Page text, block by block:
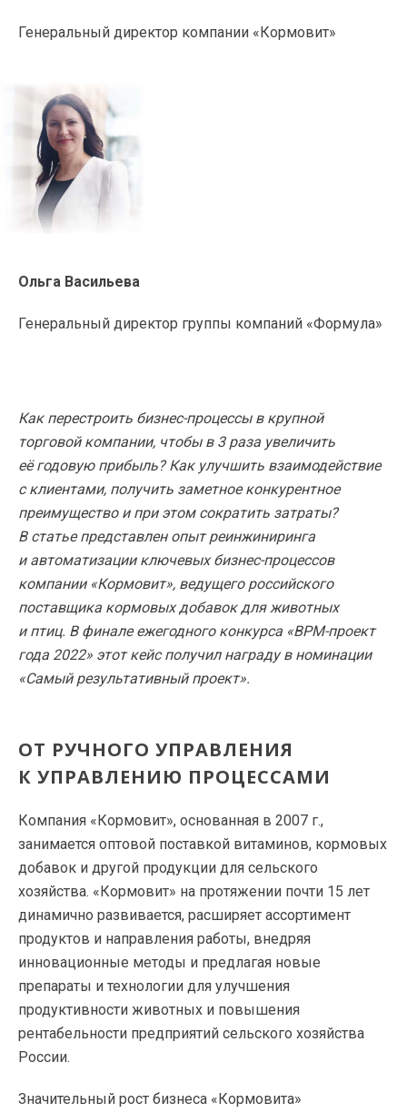
Генеральный директор компании «Кормовит»
Ольга Васильева
Генеральный директор группы компаний «Формула»
Как перестроить бизнес-процессы в крупной
торговой компании, чтобы в 3 раза увеличить
её годовую прибыль? Как улучшить взаимодействие
с клиентами, получить заметное конкурентное
преимущество и при этом сократить затраты?
В статье представлен опыт реинжиниринга
и автоматизации ключевых бизнес-процессов
компании «Кормовит», ведущего российского
поставщика кормовых добавок для животных
и птиц. В финале ежегодного конкурса «BPM-проект
года 2022» этот кейс получил награду в номинации
«Самый результативный проект».
ОТ РУЧНОГО УПРАВЛЕНИЯ
К УПРАВЛЕНИЮ ПРОЦЕССАМИ
Компания «Кормовит», основанная в 2007 г.,
занимается оптовой поставкой витаминов, кормовых
добавок и другой продукции для сельского
хозяйства. «Кормовит» на протяжении почти 15 лет
динамично развивается, расширяет ассортимент
продуктов и направления работы, внедряя
инновационные методы и предлагая новые
препараты и технологии для улучшения
продуктивности животных и повышения
рентабельности предприятий сельского хозяйства
России.
Значительный рост бизнеса «Кормовита»